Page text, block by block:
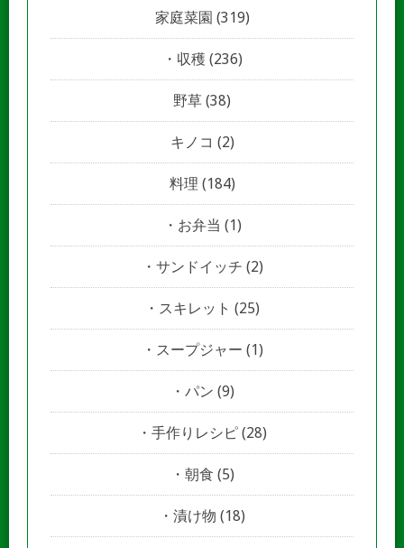
家庭菜園 (319)
収穫 (236)
野草 (38)
キノコ (2)
料理 (184)
お弁当 (1)
サンドイッチ (2)
スキレット (25)
スープジャー (1)
パン (9)
手作りレシピ (28)
朝食 (5)
漬け物 (18)